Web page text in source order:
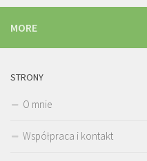
MORE
STRONY
O mnie
Współpraca i kontakt